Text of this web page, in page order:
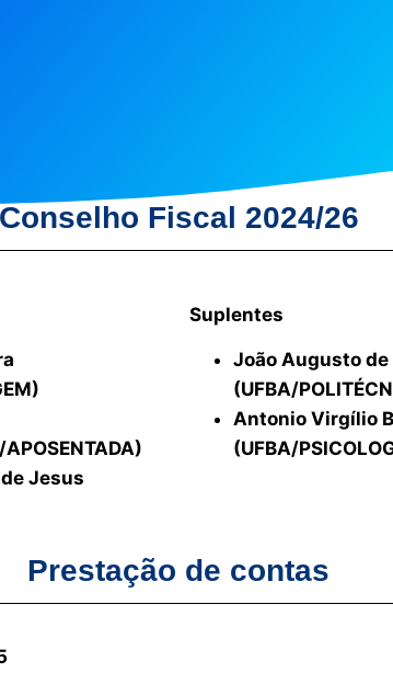
Conselho Fiscal 2024/26
Jesus
Suplentes
João Augusto de
(UFBA/
Antonio Virgílio
(UFBA/
Prestação de contas